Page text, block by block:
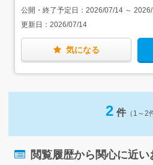
作成の手順も、この研修プログ
何の心配もなく仕事を始めるこ
す。 【家具家電付きの単身
通勤が難しい方は、家具・家電
うえ、家賃半額補助（地域別
小限の出費に抑えて、新しい
公開・終了予定日： 2026/07/14 ～
更新日： 2026/07/14
気になる
2 件 （1～2
閲覧履歴から関心に近い